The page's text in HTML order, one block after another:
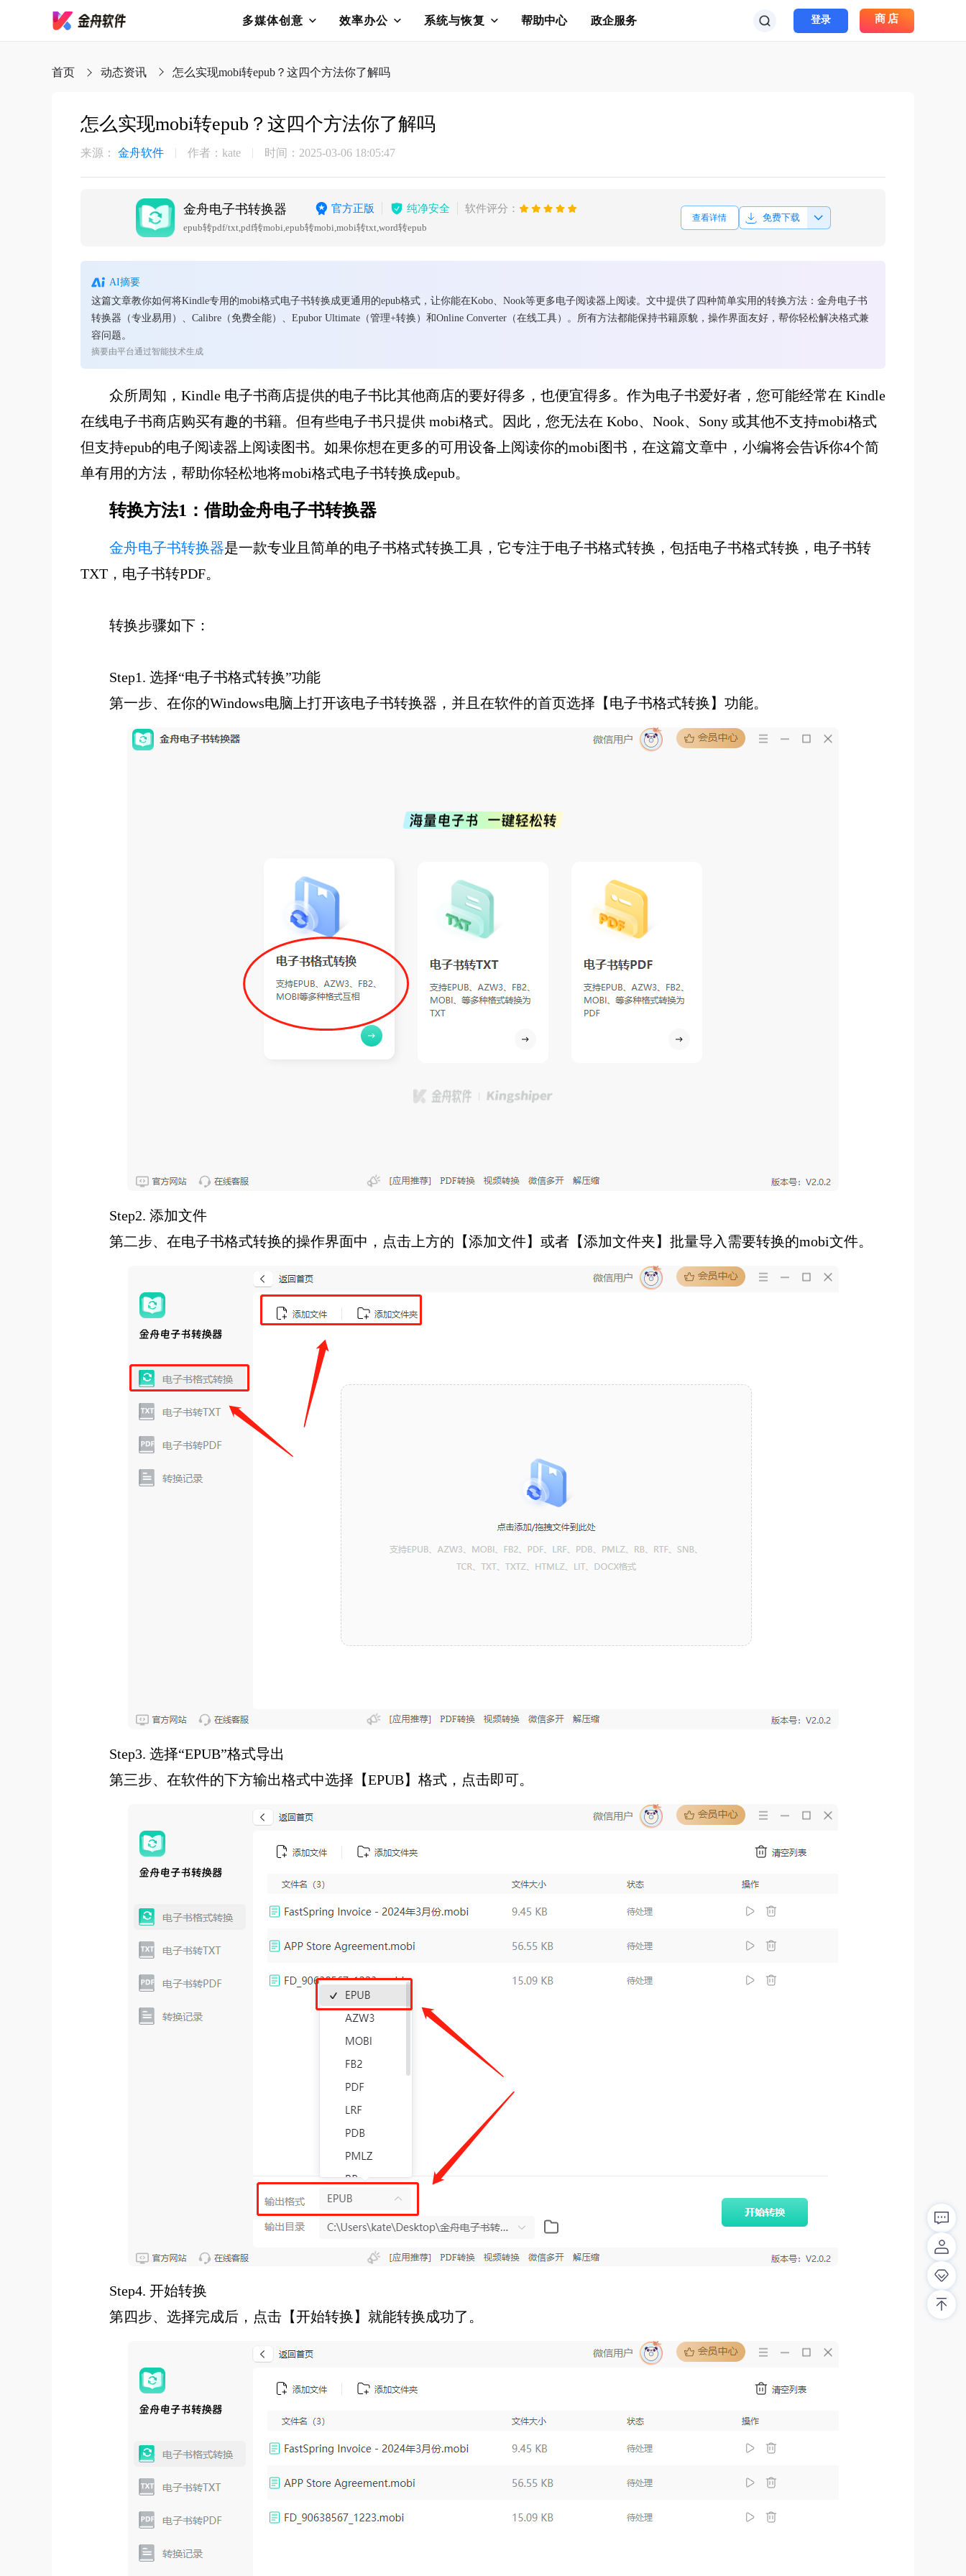
多媒体创意 效率办公 系统与恢复 帮助中心 政企服务 登录 商店
首页 动态资讯 ​怎么实现mobi转epub？这四个方法你了解吗
​怎么实现mobi转epub？这四个方法你了解吗
来源： 金舟软件 作者：kate 时间：2025-03-06 18:05:47
金舟电子书转换器 官方正版 纯净安全 软件评分：
epub转pdf/txt,pdf转mobi,epub转mobi,mobi转txt,word转epub
查看详情 免费下载
AI摘要
这篇文章教你如何将Kindle专用的mobi格式电子书转换成更通用的epub格式，让你能在Kobo、Nook等更多电子阅读器上阅读。文中提供了四种简单实用的转换方法：金舟电子书
转换器（专业易用）、Calibre（免费全能）、Epubor Ultimate（管理+转换）和Online Converter（在线工具）。所有方法都能保持书籍原貌，操作界面友好，帮你轻松解决格式兼
容问题。
摘要由平台通过智能技术生成
众所周知，Kindle 电子书商店提供的电子书比其他商店的要好得多，也便宜得多。作为电子书爱好者，您可能经常在 Kindle
在线电子书商店购买有趣的书籍。但有些电子书只提供 mobi格式。因此，您无法在 Kobo、Nook、Sony 或其他不支持mobi格式
但支持epub的电子阅读器上阅读图书。如果你想在更多的可用设备上阅读你的mobi图书，在这篇文章中，小编将会告诉你4个简
单有用的方法，帮助你轻松地将mobi格式电子书转换成epub。
转换方法1：借助金舟电子书转换器
金舟电子书转换器是一款专业且简单的电子书格式转换工具，它专注于电子书格式转换，包括电子书格式转换，电子书转
TXT，电子书转PDF。
转换步骤如下：
Step1. 选择“电子书格式转换”功能
第一步、在你的Windows电脑上打开该电子书转换器，并且在软件的首页选择【电子书格式转换】功能。
Step2. 添加文件
第二步、在电子书格式转换的操作界面中，点击上方的【添加文件】或者【添加文件夹】批量导入需要转换的mobi文件。
Step3. 选择“EPUB”格式导出
第三步、在软件的下方输出格式中选择【EPUB】格式，点击即可。
Step4. 开始转换
第四步、选择完成后，点击【开始转换】就能转换成功了。